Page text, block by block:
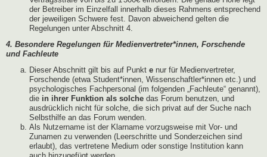
der Betreiber im Einzelfall innerhalb dieses Rahmens entsprechend
der jeweiligen Schwere fest. Davon abweichend gelten die
Regelungen unter Abschnitt 4.
4. Besondere Regelungen für Medienvertreter*innen, Forschende
und Fachleute
Dieser Abschnitt gilt bis auf Punkt e nur für Medienvertreter,
Forschende (etwa Student*innen, Wissenschaftler*innen etc.) und
psychologisches Fachpersonal (im folgenden „Fachleute“ genannt),
die in ihrer Funktion als solche das Forum benutzen, und
ausdrücklich nicht für solche, die sich privat auf der Suche nach
Selbsthilfe an das Forum wenden.
Als Nutzername ist der Klarname vorzugsweise mit Vor- und
Zunamen zu verwenden (Leerschritte und Sonderzeichen sind
erlaubt), das vertretene Medium oder sonstige Institution kann